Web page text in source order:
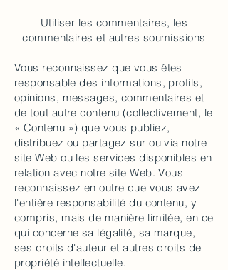
Utiliser les commentaires, les
commentaires et autres soumissions
Vous reconnaissez que vous êtes
responsable des informations, profils,
opinions, messages, commentaires et
de tout autre contenu (collectivement, le
« Contenu ») que vous publiez,
distribuez ou partagez sur ou via notre
site Web ou les services disponibles en
relation avec notre site Web. Vous
reconnaissez en outre que vous avez
l'entière responsabilité du contenu, y
compris, mais de manière limitée, en ce
qui concerne sa légalité, sa marque,
ses droits d'auteur et autres droits de
propriété intellectuelle.